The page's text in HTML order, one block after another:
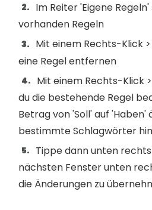
Im Reiter 'Eigene
vorhanden Regeln
Mit einem Rechts-Klick
eine Regel entfernen
Mit einem Rechts-Klick
du die bestehende Regel
Betrag von 'Soll' auf 'Haben'
bestimmte Schlagwörter
Tippe dann unten
nächsten Fenster unten
die Änderungen zu